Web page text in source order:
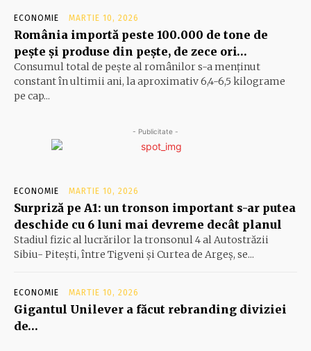
ECONOMIE MARTIE 10, 2026
România importă peste 100.000 de tone de
peşte şi produse din peşte, de zece ori…
Consumul total de peşte al ro­mâ­nilor s-a menţinut
constant în ul­timii ani, la aproximativ 6,4-6,5 ki­lograme
pe cap...
- Publicitate -
ECONOMIE MARTIE 10, 2026
Surpriză pe A1: un tronson important s-ar putea
deschide cu 6 luni mai devreme decât planul
Stadiul fizic al lucrărilor la tronsonul 4 al Autostrăzii
Sibiu- Piteşti, între Tigveni şi Curtea de Argeş, se...
ECONOMIE MARTIE 10, 2026
Gigantul Unilever a făcut rebranding diviziei
de…